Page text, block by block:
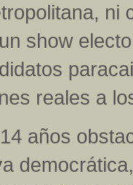
ni
show
reales a
años